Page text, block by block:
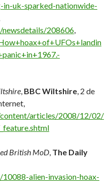
uk-sparked-nationwide-
208606,
, BBC Wiltshire, 2 de
articles/2008/12/02/
British MoD, The Daily
alien-invasion-hoax-